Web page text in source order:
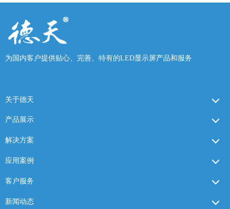
为国内客户提供贴心、完善、特有的LED显示屏产品和服务
关于德天
产品展示
解决方案
应用案例
客户服务
新闻动态